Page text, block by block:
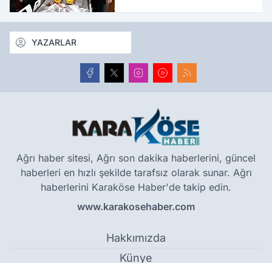
YAZARLAR
Ağrı haber sitesi, Ağrı son dakika haberlerini, güncel
haberleri en hızlı şekilde tarafsız olarak sunar. Ağrı
haberlerini Karaköse Haber'de takip edin.
www.karakosehaber.com
Hakkımızda
Künye